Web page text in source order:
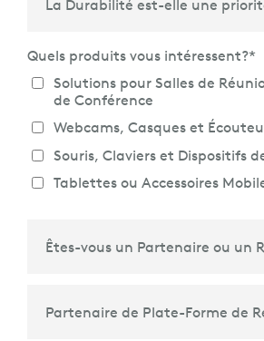
Quels produits vous intéressent?*
Solutions pour Salles de
de Conférence
Webcams, Casques et
Souris, Claviers et Dispositifs
Tablettes ou Accessoires